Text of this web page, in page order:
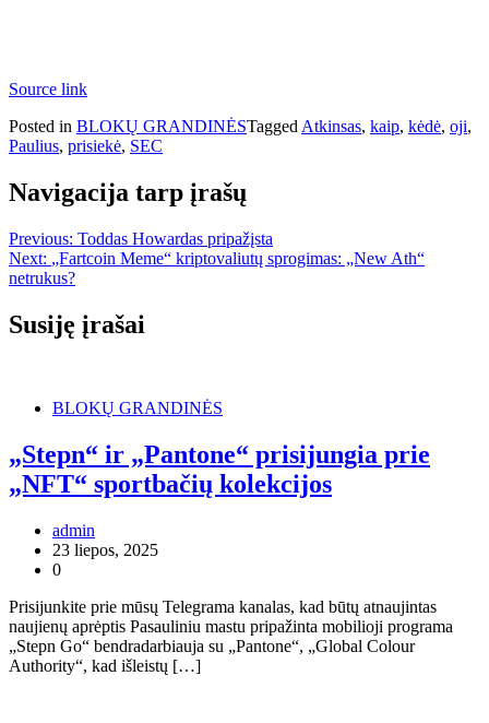
Source link
Posted in BLOKŲ GRANDINĖSTagged Atkinsas, kaip, kėdė, oji,
Paulius, prisiekė, SEC
Navigacija tarp įrašų
Previous: Toddas Howardas pripažįsta
Next: „Fartcoin Meme“ kriptovaliutų sprogimas: „New Ath“
netrukus?
Susiję įrašai
BLOKŲ GRANDINĖS
„Stepn“ ir „Pantone“ prisijungia prie
„NFT“ sportbačių kolekcijos
admin
23 liepos, 2025
0
Prisijunkite prie mūsų Telegrama kanalas, kad būtų atnaujintas
naujienų aprėptis Pasauliniu mastu pripažinta mobilioji programa
„Stepn Go“ bendradarbiauja su „Pantone“, „Global Colour
Authority“, kad išleistų […]